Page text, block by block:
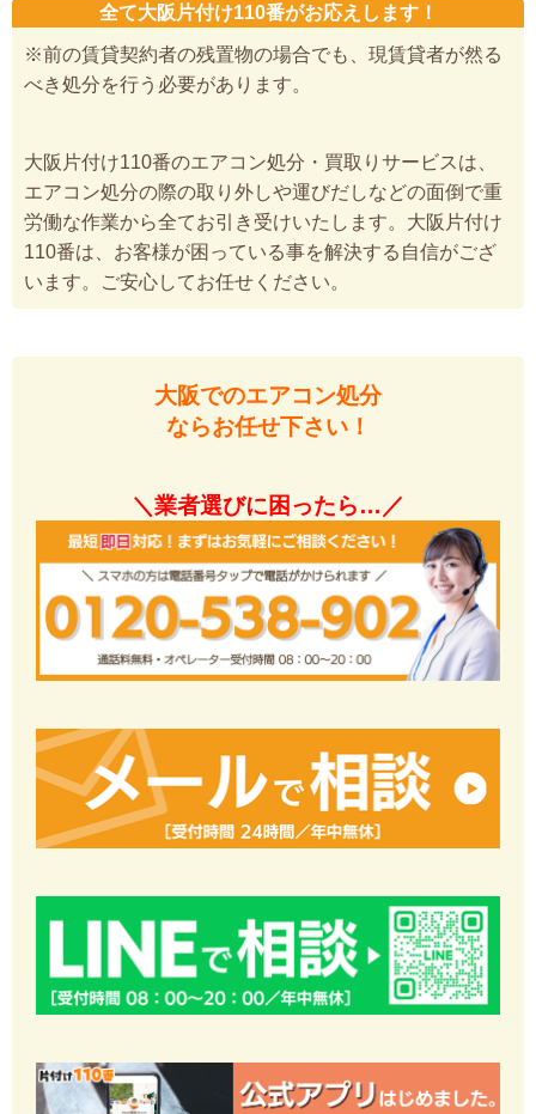
全て大阪片付け110番がお応えします！
※前の賃貸契約者の残置物の場合でも、現賃貸者が然る
べき処分を行う必要があります。
大阪片付け110番のエアコン処分・買取りサービスは、
エアコン処分の際の取り外しや運びだしなどの面倒で重
労働な作業から全てお引き受けいたします。大阪片付け
110番は、お客様が困っている事を解決する自信がござ
います。ご安心してお任せください。
大阪でのエアコン処分
ならお任せ下さい！
＼業者選びに困ったら…／